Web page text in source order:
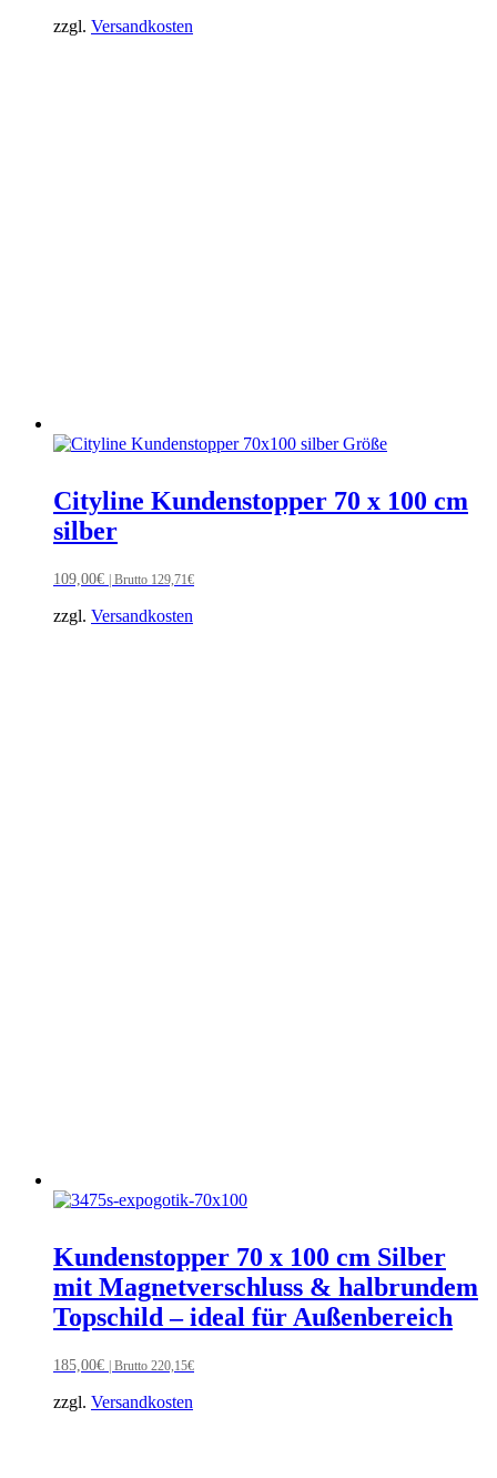
zzgl. Versandkosten
Cityline Kundenstopper 70 x 100 cm
silber
109,00€ | Brutto 129,71€
zzgl. Versandkosten
Kundenstopper 70 x 100 cm Silber
mit Magnetverschluss & halbrundem
Topschild – ideal für Außenbereich
185,00€ | Brutto 220,15€
zzgl. Versandkosten